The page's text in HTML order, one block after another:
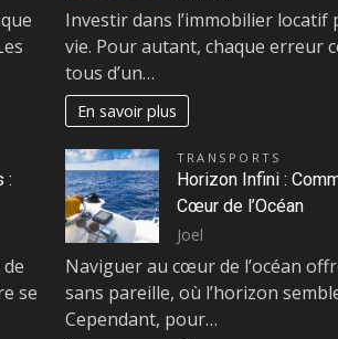
Investir dans l’immobilier locatif
vie. Pour autant, chaque erreur
tous d’un…
En savoir plus
:
se
TRANSPORTS
Horizon Infini :
Cœur de l’Océan
Joel
Naviguer au cœur de l’océan
sans pareille, où l’horizon
Cependant, pour…